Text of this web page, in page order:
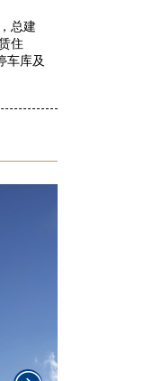
总建
住
车库及